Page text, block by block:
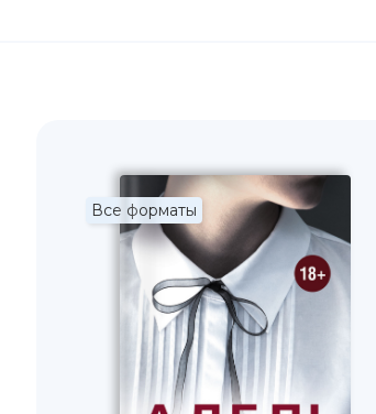
Все форматы